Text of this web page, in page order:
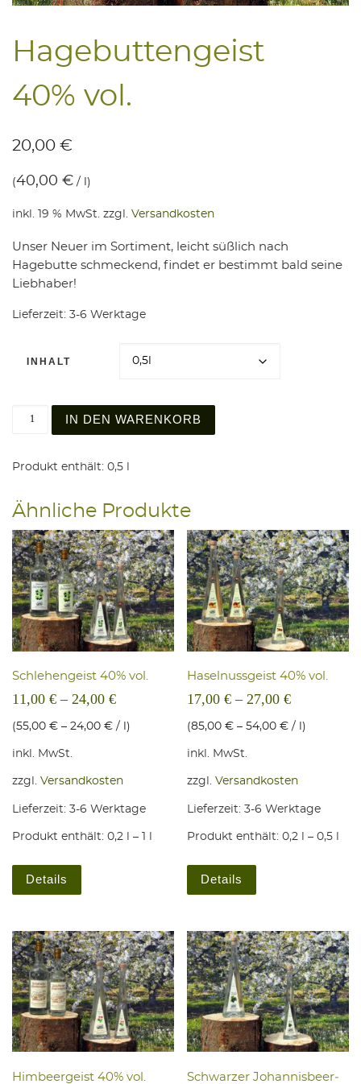
Hage­but­ten­geist
40% vol.
20,00 €
(40,00 € / )
inkl. 19 % MwSt. zzgl. Versandkosten
Unser Neuer im Sortiment, leicht süßlich nach
Hagebutte schmeckend, findet er bestimmt bald seine
Liebhaber!
Lieferzeit: 3-6 Werktage
INHALT
IN DEN WARENKORB
Produkt enthält: 0,5
Ähnliche Produkte
Schle­hen­geist 40% vol.
11,00 € – 24,00 €
(55,00 € – 24,00 € / )
inkl. MwSt.
zzgl. Versandkosten
Lieferzeit: 3-6 Werktage
Produkt enthält: 0,2 – 1
Details
Hasel­nuss­geist 40% vol.
17,00€ – 27,00€
(85,00€ –54,00€ / )
inkl. MwSt.
zzgl.Versandkosten
Lieferzeit:3-6 Werktage
Produkt enthält: 0,2 – 0,5
Details
Him­beer­geist 40% vol.
Schwar­zer Johan­nis­beer­